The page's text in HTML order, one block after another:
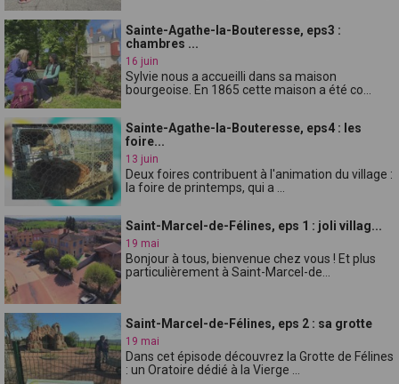
Sainte-Agathe-la-Bouteresse, eps3 :
chambres ...
16 juin
Sylvie nous a accueilli dans sa maison
bourgeoise. En 1865 cette maison a été co...
Sainte-Agathe-la-Bouteresse, eps4 : les
foire...
13 juin
Deux foires contribuent à l'animation du village :
la foire de printemps, qui a ...
Saint-Marcel-de-Félines, eps 1 : joli villag...
19 mai
Bonjour à tous, bienvenue chez vous ! Et plus
particulièrement à Saint-Marcel-de...
Saint-Marcel-de-Félines, eps 2 : sa grotte
19 mai
Dans cet épisode découvrez la Grotte de Félines
: un Oratoire dédié à la Vierge ...